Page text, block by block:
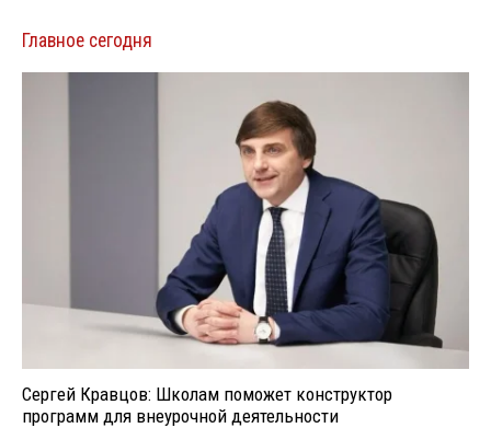
Главное сегодня
Сергей Кравцов: Школам поможет конструктор
программ для внеурочной деятельности